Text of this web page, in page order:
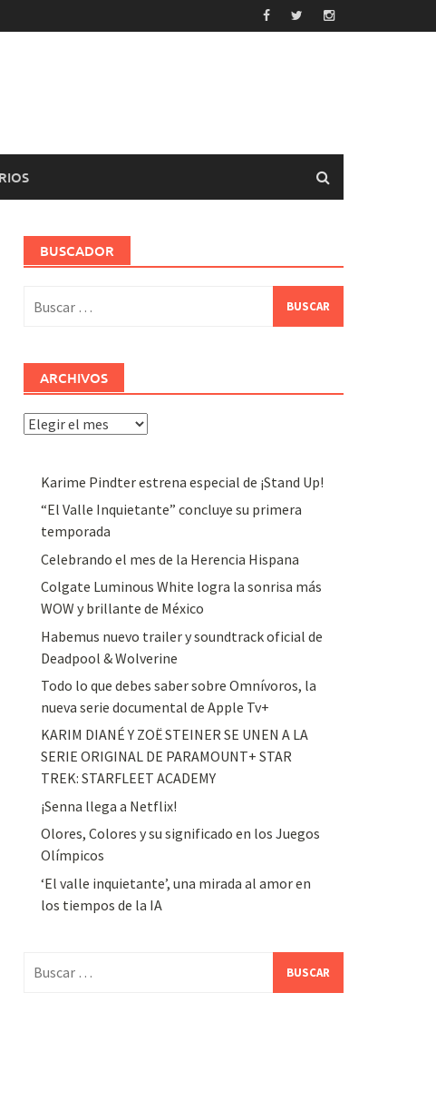
BUSCADOR
ARCHIVOS
Archivos
Karime Pindter estrena especial de ¡Stand Up!
“El Valle Inquietante” concluye su primera
temporada
Celebrando el mes de la Herencia Hispana
Colgate Luminous White logra la sonrisa más
WOW y brillante de México
Habemus nuevo trailer y soundtrack oficial de
Deadpool & Wolverine
Todo lo que debes saber sobre Omnívoros, la
nueva serie documental de Apple Tv+
KARIM DIANÉ Y ZOË STEINER SE UNEN A LA
SERIE ORIGINAL DE PARAMOUNT+ STAR
TREK: STARFLEET ACADEMY
¡Senna llega a Netflix!
Olores, Colores y su significado en los Juegos
Olímpicos
‘El valle inquietante’, una mirada al amor en
los tiempos de la IA